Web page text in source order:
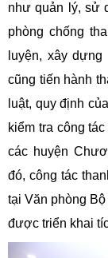
như quản lý, sử
phòng chống
luyện, xây
cũng tiến hành
luật, quy định
kiểm tra công
các huyện
đó, công tác
tại Văn phòng
được triển khai